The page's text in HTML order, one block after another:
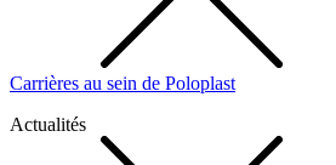
Carrières au sein de Poloplast
Actualités